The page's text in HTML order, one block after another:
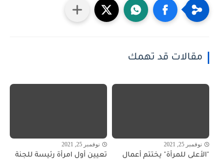
مقالات قد تهمك
نوفمبر 25, 2021
"الأعلى للمرأة" يختتم أعمال
نوفمبر 25, 2021
تعيين أول امرأة رئيسة للجنة